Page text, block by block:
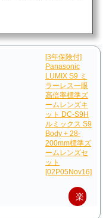
ード 128GB SDXC C...
[3年保険付]
Panasonic
LUMIX S9 ミ
ラーレス一眼
高倍率標準ズ
ームレンズキ
ット DC-S9H
ルミックス S9
Body + 28-
200mm標準ズ
ームレンズセ
ット
[02P05Nov16]
楽